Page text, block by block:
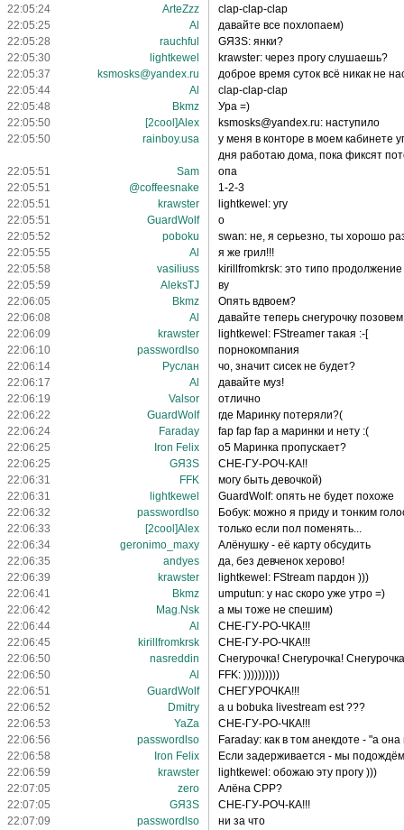
22:05:24
ArteZzz
clap-clap-clap
22:05:25
Al
давайте все похлопаем)
22:05:28
rauchful
GЯ3S: янки?
22:05:30
lightkewel
krawster: через прогу слушаешь?
22:05:37
ksmosks@yandex.ru
доброе время суток всё никак не
22:05:44
Al
clap-clap-clap
22:05:48
Bkmz
Ура =)
22:05:50
[2cool]Alex
ksmosks@yandex.ru: наступило
22:05:50
rainboy.usa
у меня в конторе в моем кабинете
дня работаю дома, пока фиксят
22:05:51
Sam
опа
22:05:51
@coffeesnake
1-2-3
22:05:51
krawster
lightkewel: угу
22:05:51
GuardWolf
о
22:05:52
poboku
swan: не, я серьезно, ты хорошо
22:05:55
Al
я же грил!!!
22:05:58
vasiliuss
kirillfromkrsk: это типо
22:05:59
AleksTJ
ву
22:06:05
Bkmz
Опять вдвоем?
22:06:08
Al
давайте теперь снегурочку
22:06:09
krawster
lightkewel: FStreamer такая :-[
22:06:10
passwordlso
порнокомпания
22:06:14
Руслан
чо, значит сисек не будет?
22:06:17
Al
давайте муз!
22:06:19
Valsor
отлично
22:06:22
GuardWolf
где Маринку потеряли?(
22:06:24
Faraday
fap fap fap а маринки и нету :(
22:06:25
Iron Felix
о5 Маринка пропускает?
22:06:25
GЯ3S
СНЕ-ГУ-РОЧ-КА!!
22:06:31
FFK
могу быть девочкой)
22:06:31
lightkewel
GuardWolf: опять не будет похоже
22:06:32
passwordlso
Бобук: можно я приду и тонким
22:06:33
[2cool]Alex
только если пол поменять...
22:06:34
geronimo_maxy
Алёнушку - её карту обсудить
22:06:35
andyes
да, без девченок херово!
22:06:39
krawster
lightkewel: FStream пардон )))
22:06:41
Bkmz
umputun: у нас скоро уже утро =)
22:06:42
Mag.Nsk
а мы тоже не спешим)
22:06:44
Al
СНЕ-ГУ-РО-ЧКА!!!
22:06:45
kirillfromkrsk
СНЕ-ГУ-РО-ЧКА!!!
22:06:50
nasreddin
Снегурочка! Снегурочка!
22:06:50
Al
FFK: ))))))))))
22:06:51
GuardWolf
СНЕГУРОЧКА!!!
22:06:52
Dmitry
a u bobuka livestream est ???
22:06:53
YaZa
СНЕ-ГУ-РО-ЧКА!!!
22:06:56
passwordlso
Faraday: как в том анекдоте - "а
22:06:58
Iron Felix
Если задерживается - мы подождём
22:06:59
krawster
lightkewel: обожаю эту прогу )))
22:07:05
zero
Алёна CPP?
22:07:05
GЯ3S
СНЕ-ГУ-РОЧ-КА!!!
22:07:09
passwordlso
ни за что